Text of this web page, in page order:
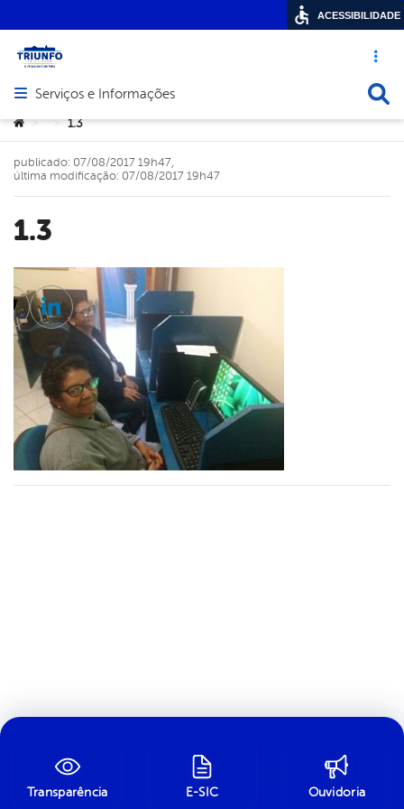
Acesso
Abrir menu principal de navegação
Serviços e Informações
Você está aqui:
> > 1.3
1.3
publicado: 07/08/2017 19h47,
última modificação: 07/08/2017 19h47
Twitter
Linkedin
Transparência E-SIC Ouvidoria
ACESSIBILIDADE